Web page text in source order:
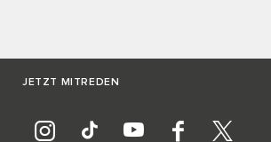
JETZT MITREDEN